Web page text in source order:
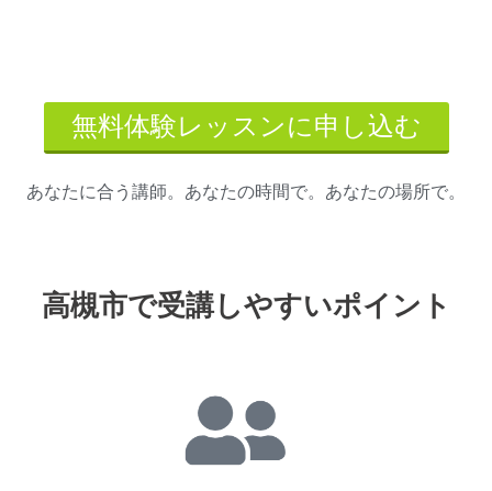
無料体験レッスンに申し込む
あなたに合う講師。あなたの時間で。あなたの場所で。
高槻市で受講しやすいポイント